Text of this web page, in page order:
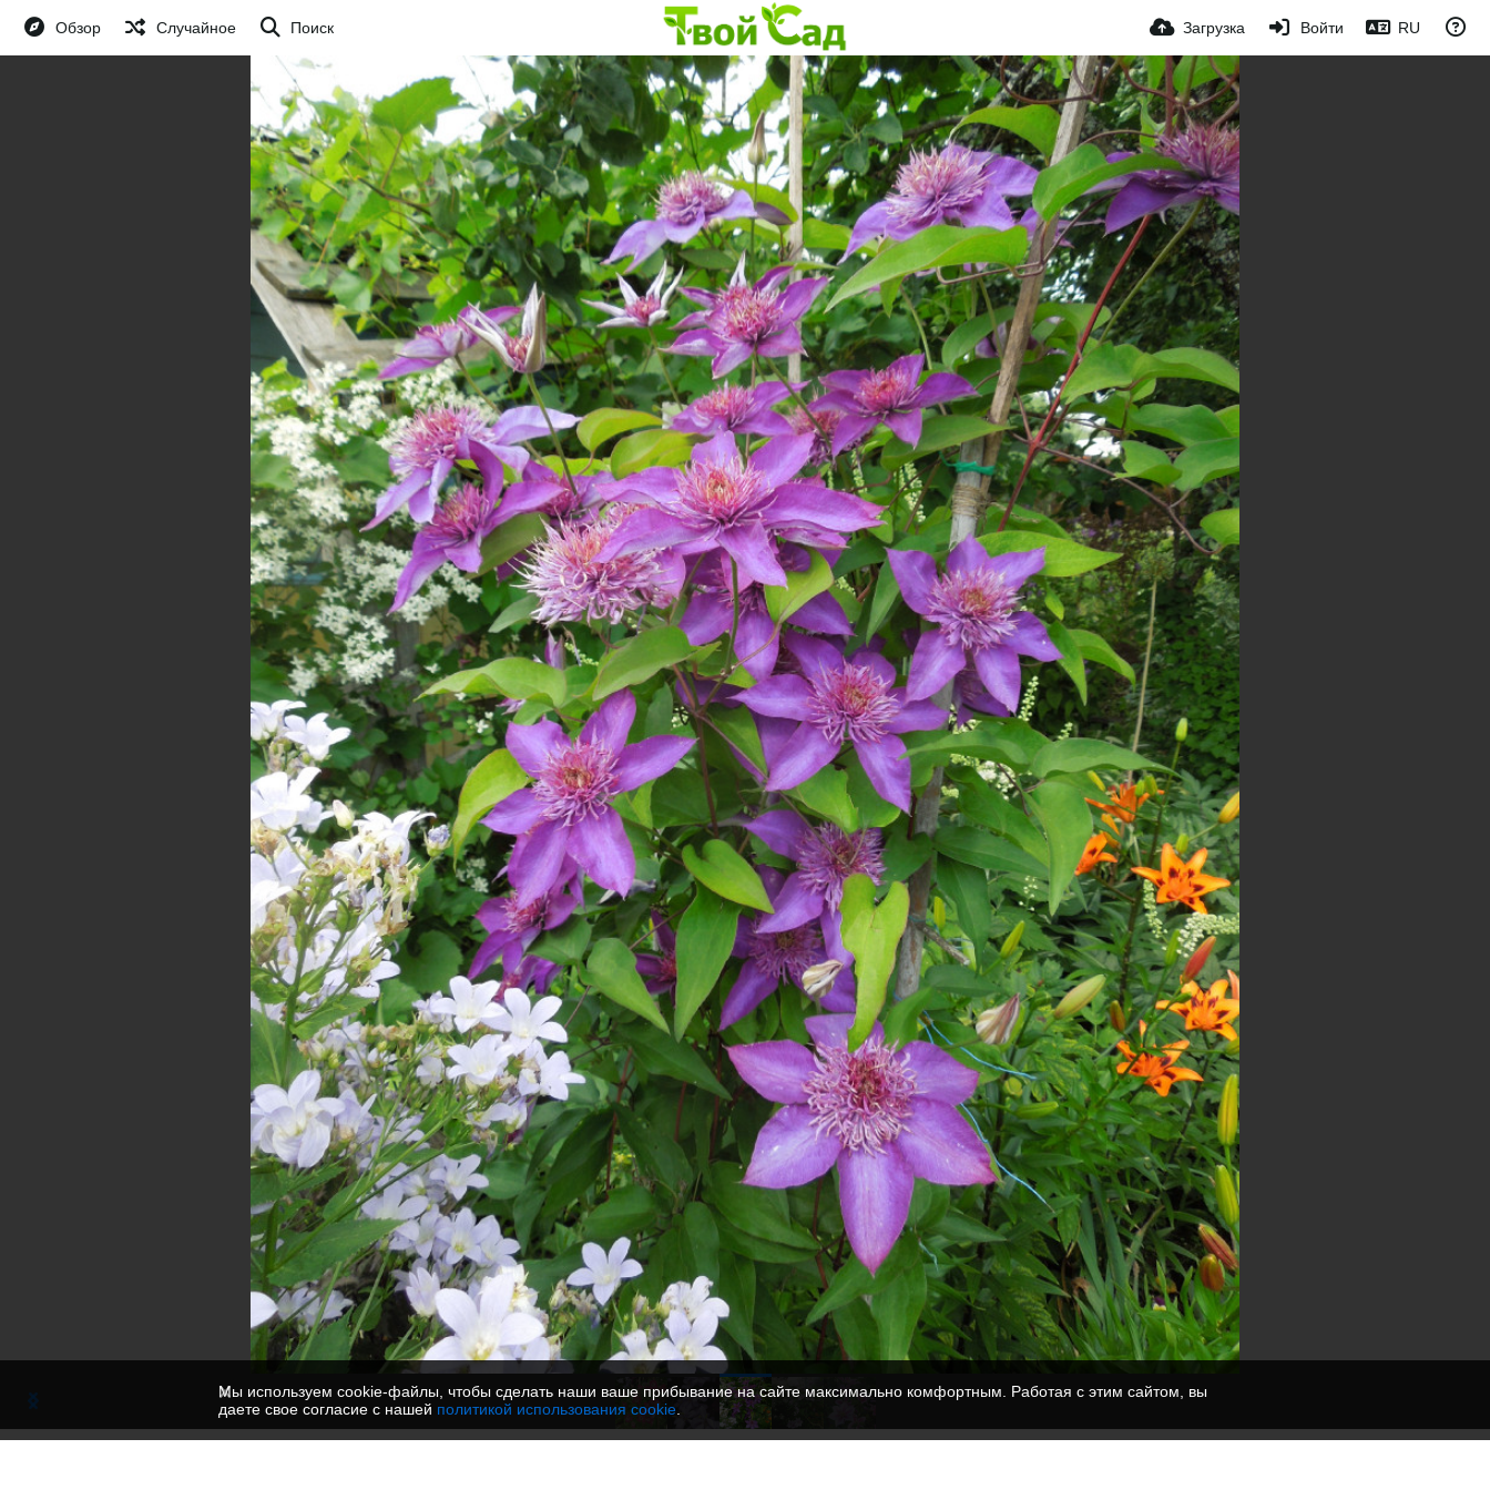
Обзор Случайное Поиск Загрузка Войти RU
Мы используем cookie-файлы, чтобы сделать наши ваше прибывание на сайте максимально комфортным. Работая с этим сайтом, вы
даете свое согласие с нашей политикой использования cookie